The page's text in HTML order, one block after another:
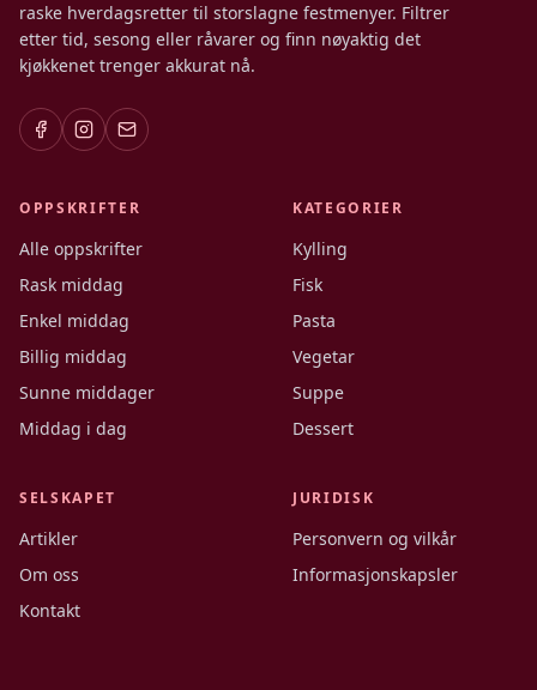
raske hverdagsretter til storslagne festmenyer. Filtrer
etter tid, sesong eller råvarer og finn nøyaktig det
kjøkkenet trenger akkurat nå.
OPPSKRIFTER
Alle oppskrifter
Rask middag
Enkel middag
Billig middag
Sunne middager
Middag i dag
KATEGORIER
Kylling
Fisk
Pasta
Vegetar
Suppe
Dessert
SELSKAPET
Artikler
Om oss
Kontakt
JURIDISK
Personvern og vilkår
Informasjonskapsler